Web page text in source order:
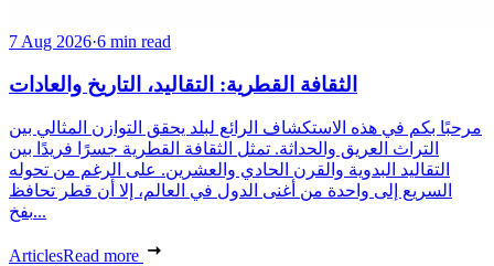
7 Aug 2026·6 min read
الثقافة القطرية: التقاليد، التاريخ والعادات
مرحبًا بكم في هذه الاستكشاف الرائع لبلد يحقق التوازن المثالي بين
التراث العريق والحداثة. تمثل الثقافة القطرية جسرًا فريدًا بين
التقاليد البدوية والقرن الحادي والعشرين. على الرغم من تحوله
السريع إلى واحدة من أغنى الدول في العالم، إلا أن قطر تحافظ
بفخ...
ArticlesRead more